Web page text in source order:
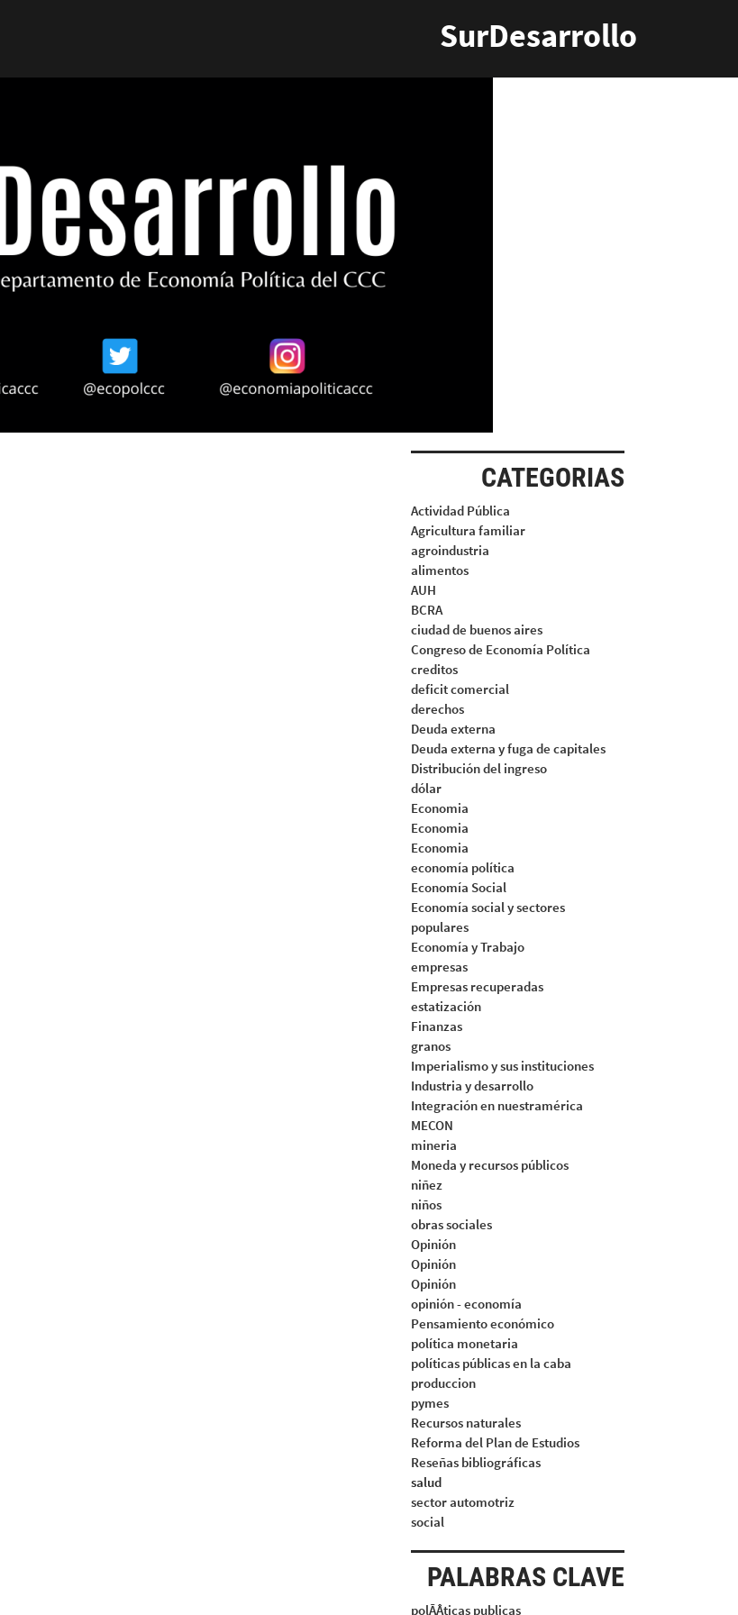
SurDesarrollo
CATEGORIAS
Actividad Pública
Agricultura familiar
agroindustria
alimentos
AUH
BCRA
ciudad de buenos aires
Congreso de Economía Política
creditos
deficit comercial
derechos
Deuda externa
Deuda externa y fuga de capitales
Distribución del ingreso
dólar
Economia
Economia
Economia
economía política
Economía Social
Economía social y sectores
populares
Economía y Trabajo
empresas
Empresas recuperadas
estatización
Finanzas
granos
Imperialismo y sus instituciones
Industria y desarrollo
Integración en nuestramérica
MECON
mineria
Moneda y recursos públicos
niñez
niños
obras sociales
Opinión
Opinión
Opinión
opinión - economía
Pensamiento económico
política monetaria
políticas públicas en la caba
produccion
pymes
Recursos naturales
Reforma del Plan de Estudios
Reseñas bibliográficas
salud
sector automotriz
social
PALABRAS CLAVE
polÃÂticas publicas